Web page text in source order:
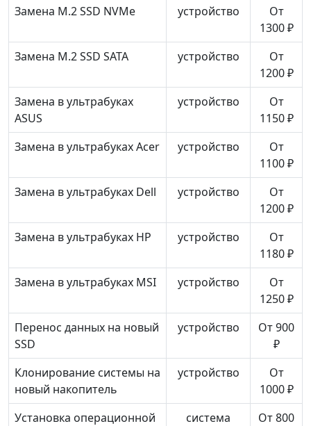
Замена M.2 SSD NVMe
устройство
От
1300 ₽
Замена M.2 SSD SATA
устройство
От
1200 ₽
Замена в ультрабуках
ASUS
устройство
От
1150 ₽
Замена в ультрабуках Acer
устройство
От
1100 ₽
Замена в ультрабуках Dell
устройство
От
1200 ₽
Замена в ультрабуках HP
устройство
От
1180 ₽
Замена в ультрабуках MSI
устройство
От
1250 ₽
Перенос данных на новый
SSD
устройство
От 900
₽
Клонирование системы на
новый накопитель
устройство
От
1000 ₽
Установка операционной
система
От 800